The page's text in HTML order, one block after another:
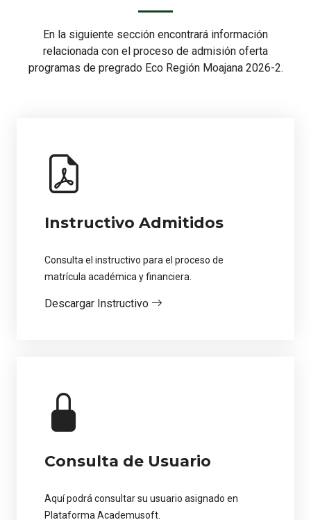
En la siguiente sección encontrará información
relacionada con el proceso de admisión oferta
programas de pregrado Eco Región Moajana 2026-2.
Instructivo Admitidos
Consulta el instructivo para el proceso de
matrícula académica y financiera.
Descargar Instructivo
Consulta de Usuario
Aquí podrá consultar su usuario asignado en
Plataforma Academusoft.